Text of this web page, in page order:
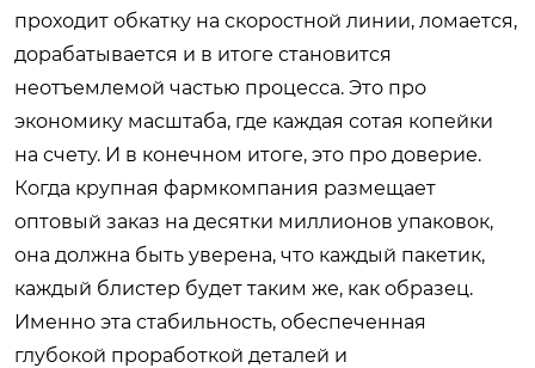
проходит обкатку на скоростной линии, ломается,
дорабатывается и в итоге становится
неотъемлемой частью процесса. Это про
экономику масштаба, где каждая сотая копейки
на счету. И в конечном итоге, это про доверие.
Когда крупная фармкомпания размещает
оптовый заказ на десятки миллионов упаковок,
она должна быть уверена, что каждый пакетик,
каждый блистер будет таким же, как образец.
Именно эта стабильность, обеспеченная
глубокой проработкой деталей и